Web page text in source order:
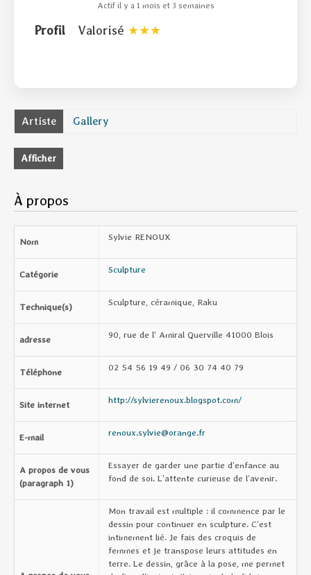
Actif il y a 1 mois et 3 semaines
Profil Valorisé
Artiste Gallery
Afficher
À propos
Nom Sylvie RENOUX
Catégorie Sculpture
Technique(s) Sculpture, céramique, Raku
adresse 90, rue de l' Amiral Querville 41000 Blois
Téléphone 02 54 56 19 49 / 06 30 74 40 79
Site internet http://sylvierenoux.blogspot.com/
E-mail renoux.sylvie@orange.fr
A propos de vous
(paragraph 1)
Essayer de garder une partie d’enfance au
fond de soi. L’attente curieuse de l’avenir.
Mon travail est multiple : il commence par le
dessin pour continuer en sculpture. C’est
intimement lié. Je fais des croquis de
femmes et je transpose leurs attitudes en
terre. Le dessin, grâce à la pose, me permet